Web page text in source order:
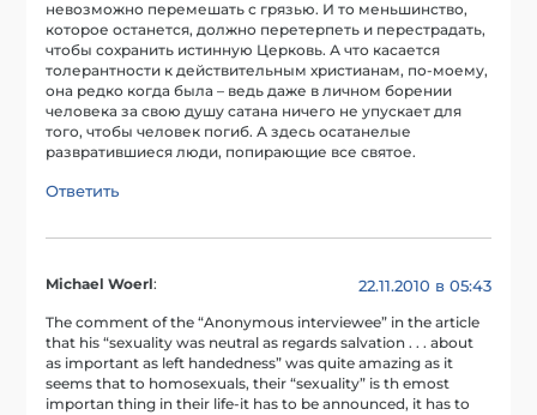
невозможно перемешать с грязью. И то меньшинство,
которое останется, должно перетерпеть и перестрадать,
чтобы сохранить истинную Церковь. А что касается
толерантности к действительным христианам, по-моему,
она редко когда была – ведь даже в личном борении
человека за свою душу сатана ничего не упускает для
того, чтобы человек погиб. А здесь осатанелые
развратившиеся люди, попирающие все святое.
Ответить
Michael Woerl: 22.11.2010 в 05:43
The comment of the “Anonymous interviewee” in the article
that his “sexuality was neutral as regards salvation . . . about
as important as left handedness” was quite amazing as it
seems that to homosexuals, their “sexuality” is th emost
importan thing in their life-it has to be announced, it has to